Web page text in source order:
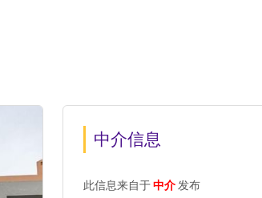
中介信息
此信息来自于中介发布